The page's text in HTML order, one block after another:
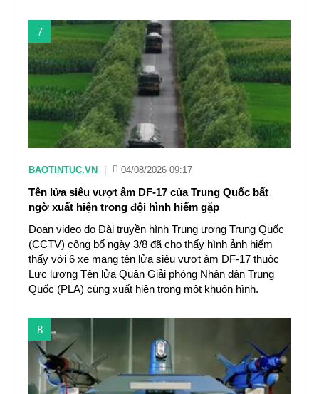
7
BAOTINTUC.VN 04/08/2026 09:17
Tên lửa siêu vượt âm DF-17 của Trung Quốc bất
ngờ xuất hiện trong đội hình hiếm gặp
Đoạn video do Đài truyền hình Trung ương Trung Quốc
(CCTV) công bố ngày 3/8 đã cho thấy hình ảnh hiếm
thấy với 6 xe mang tên lửa siêu vượt âm DF-17 thuộc
Lực lượng Tên lửa Quân Giải phóng Nhân dân Trung
Quốc (PLA) cùng xuất hiện trong một khuôn hình.
8